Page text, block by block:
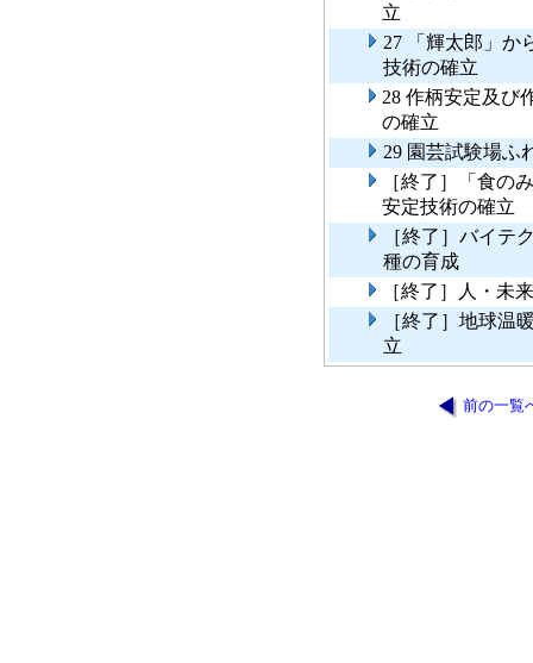
立
27 「輝太郎」か
技術の確立
28 作柄安定及び
の確立
29 園芸試験場ふ
［終了］「食の
安定技術の確立
［終了］バイテ
種の育成
［終了］人・未
［終了］地球温
立
前の一覧